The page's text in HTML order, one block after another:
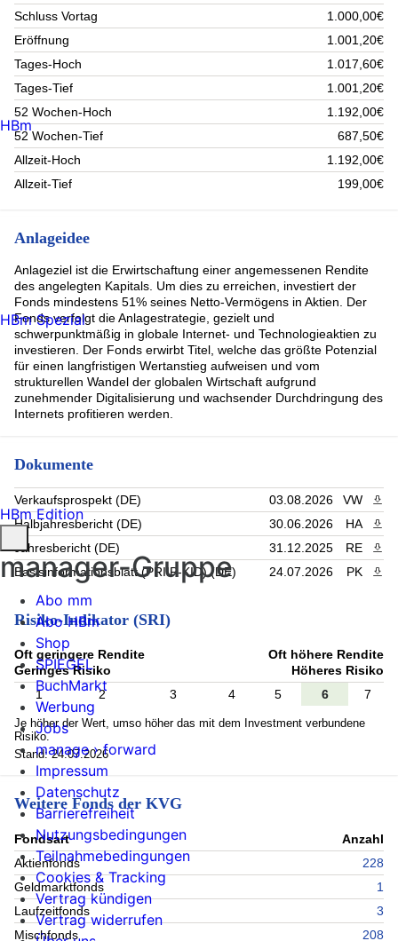
Schluss Vortag
1.000,00€
Eröffnung
1.001,20€
Tages-Hoch
1.017,60€
Tages-Tief
1.001,20€
52 Wochen-Hoch
1.192,00€
52 Wochen-Tief
687,50€
Allzeit-Hoch
1.192,00€
Allzeit-Tief
199,00€
Anlageidee
Anlageziel ist die Erwirtschaftung einer angemessenen Rendite
des angelegten Kapitals. Um dies zu erreichen, investiert der
Fonds mindestens 51% seines Netto-Vermögens in Aktien. Der
Fonds verfolgt die Anlagestrategie, gezielt und
schwerpunktmäßig in globale Internet- und Technologieaktien zu
investieren. Der Fonds erwirbt Titel, welche das größte Potenzial
für einen langfristigen Wertanstieg aufweisen und vom
strukturellen Wandel der globalen Wirtschaft aufgrund
zunehmender Digitalisierung und wachsender Durchdringung des
Internets profitieren werden.
Dokumente
Verkaufsprospekt (DE) 03.08.2026 VW
Halbjahresbericht (DE)
30.06.2026 HA
Jahresbericht (DE)
31.12.2025 RE
Basisinformationsblatt (PRIIP-KID) (DE)
24.07.2026 PK
Risiko-Indikator (SRI)
Oft geringere Rendite
Geringes Risiko
Oft höhere Rendite
Höheres Risiko
1
2 3 4 5 6 7
Je höher der Wert, umso höher das mit dem Investment verbundene
Risiko.
Stand: 24.07.2026
Weitere Fonds der KVG
Fondsart
Anzahl
Aktienfonds
228
Geldmarktfonds
1
Laufzeitfonds
3
Mischfonds
208
HBm
HBm Spezial
HBm Edition
manager-Gruppe
Abo mm
Abo HBm
Shop
SPIEGEL
BuchMarkt
Werbung
Jobs
manage › forward
Impressum
Datenschutz
Barrierefreiheit
Nutzungsbedingungen
Teilnahmebedingungen
Cookies & Tracking
Vertrag kündigen
Vertrag widerrufen